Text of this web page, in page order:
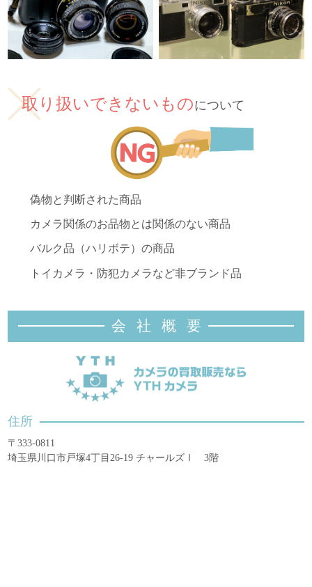
取り扱いできないものについて
偽物と判断された商品
カメラ関係のお品物とは関係のない商品
バルク品（ハリボテ）の商品
トイカメラ・防犯カメラなど非ブランド品
会社概 要
住所
〒333-0811
埼玉県川口市戸塚4丁目26-19 チャールズⅠ 3階